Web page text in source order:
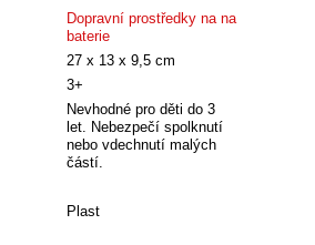
Dopravní prostředky na na
baterie
27 x 13 x 9,5 cm
3+
Nevhodné pro děti do 3
let. Nebezpečí spolknutí
nebo vdechnutí malých
částí.
Plast